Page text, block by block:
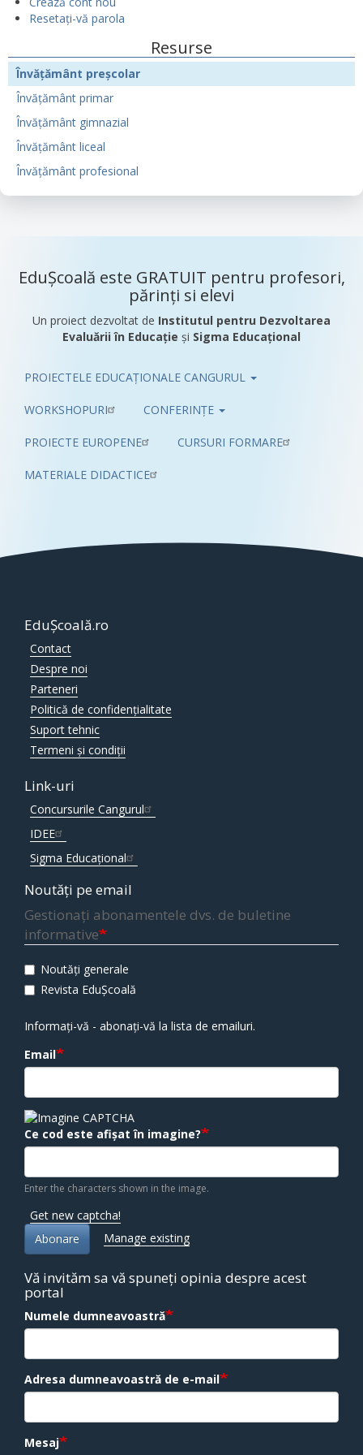
Resetați-vă parola
Resurse
Învățământ preșcolar
Învățământ primar
Învățământ gimnazial
Învățământ liceal
Învățământ profesional
EduȘcoală este GRATUIT pentru profesori,
părinți si elevi
Un proiect dezvoltat de Institutul pentru Dezvoltarea
Evaluării în Educație și Sigma Educațional
Pub
PROIECTELE EDUCAȚIONALE CANGURUL
WORKSHOPURI CONFERINȚE
PROIECTE EUROPENE CURSURI FORMARE
MATERIALE DIDACTICE
EduȘcoală.ro
Contact
Despre noi
Parteneri
Politică de confidențialitate
Suport tehnic
Termeni și condiții
Link-uri
Concursurile Cangurul
IDEE
Sigma Educațional
Noutăți pe email
Gestionați abonamentele dvs. de buletine
informative
Noutăți generale
Revista EduȘcoală
Informați-vă - abonați-vă la lista de emailuri.
Email
Ce cod este afișat în imagine?
Enter the characters shown in the image.
Get new captcha!
Abonare
Manage existing
Vă invităm sa vă spuneți opinia despre acest
portal
Numele dumneavoastră
Adresa dumneavoastră de e-mail
Mesaj